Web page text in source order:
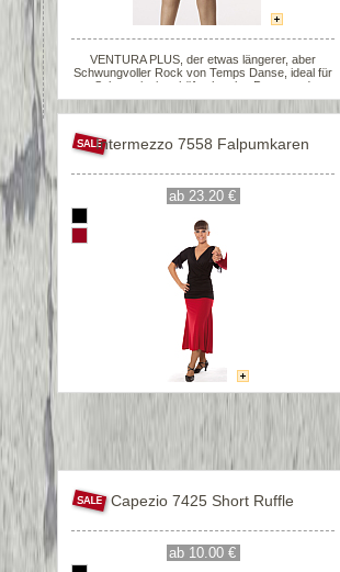
VENTURA PLUS, der etwas längerer, aber
Schwungvoller Rock von Temps Danse, ideal für
Salsa, mit einer hüftschmalen Passe und
ausgestelltem Rock - für viel Saumweite - ca.
55cm lang.
Intermezzo 7558 Falpumkaren
ab 23.20 €
Capezio 7425 Short Ruffle
ab 10.00 €